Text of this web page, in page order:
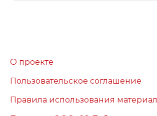
О проекте
Пользовательское соглашение
Правила использования